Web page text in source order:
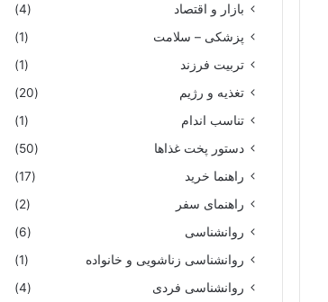
بازار و اقتصاد
(4)
پزشکی – سلامت
(1)
تربیت فرزند
(1)
تغذیه و رژیم
(20)
تناسب اندام
(1)
دستور پخت غذاها
(50)
راهنما خرید
(17)
راهنمای سفر
(2)
روانشناسی
(6)
روانشناسی زناشویی و خانواده
(1)
روانشناسی فردی
(4)